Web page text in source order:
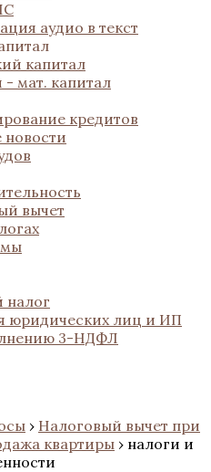
аудио в текст
капитал
мат. капитал
кредитов
вычет
налог
юридических лиц и ИП
3-НДФЛ
› Налоговый вычет при
квартиры › налоги и